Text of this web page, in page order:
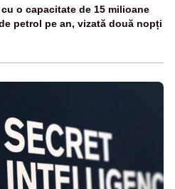
o capacitate de 15 milioane
petrol pe an, vizată două nopți